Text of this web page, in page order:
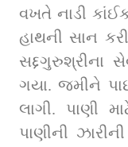
વખતે નાડી
હાથની સાન
સદ્દગુરુશ્રીના
ગયા. જમીને
લાગી. પાણી
પાણીની